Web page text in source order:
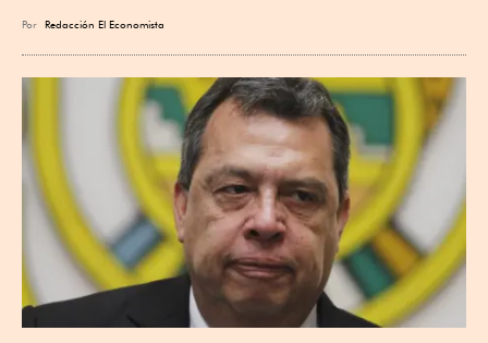
Por Redacción El Economista